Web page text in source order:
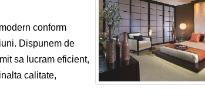
conform
Dispunem de
sa lucram eficient,
calitate,